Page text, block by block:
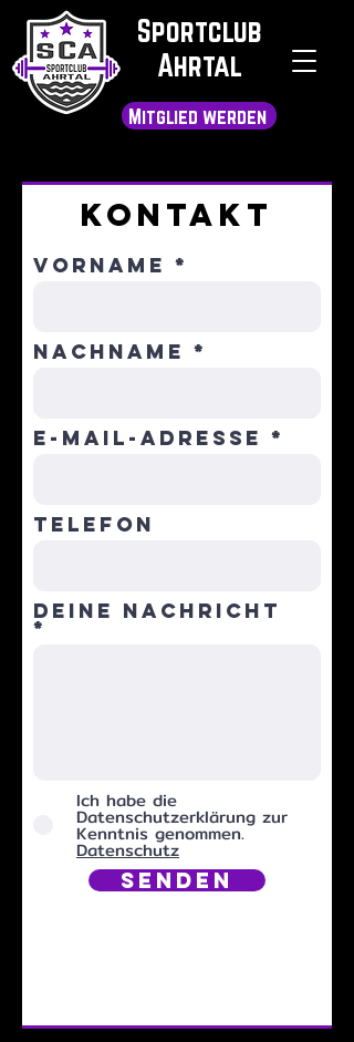
Sportclub
Ahrtal
Mitglied werden
Kontakt
Vorname
Nachname
E-Mail-Adresse
Telefon
Deine Nachricht
Ich habe die
Datenschutzerklärung zur
Kenntnis genommen.
Datenschutz
Senden